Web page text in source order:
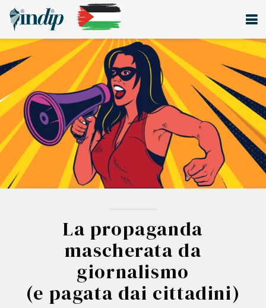
La propaganda
mascherata da
giornalismo
(e pagata dai cittadini)